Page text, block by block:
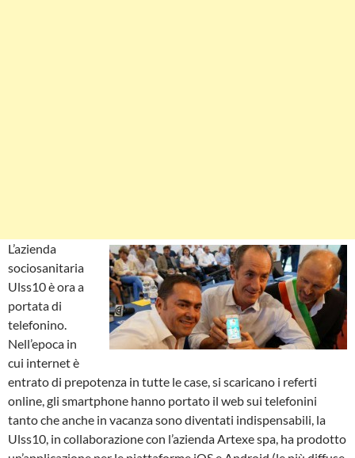
L’azienda
sociosanitaria
Ulss10 è ora a
portata di
telefonino.
Nell’epoca in
cui internet è
entrato di prepotenza in tutte le case, si scaricano i referti
online, gli smartphone hanno portato il web sui telefonini
tanto che anche in vacanza sono diventati indispensabili, la
Ulss10, in collaborazione con l’azienda Artexe spa, ha prodotto